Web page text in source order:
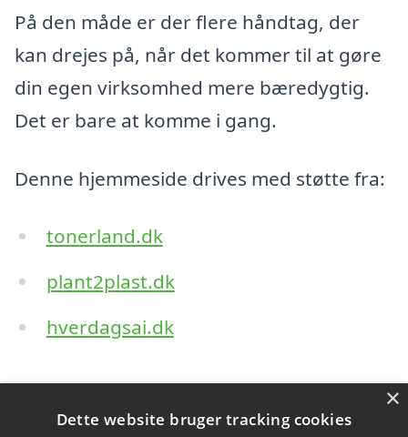
På den måde er der flere håndtag, der
kan drejes på, når det kommer til at gøre
din egen virksomhed mere bæredygtig.
Det er bare at komme i gang.
Denne hjemmeside drives med støtte fra:
tonerland.dk
plant2plast.dk
hverdagsai.dk
Hvad gør en bæredygtig virksomhed?
×
Dette website bruger tracking cookies